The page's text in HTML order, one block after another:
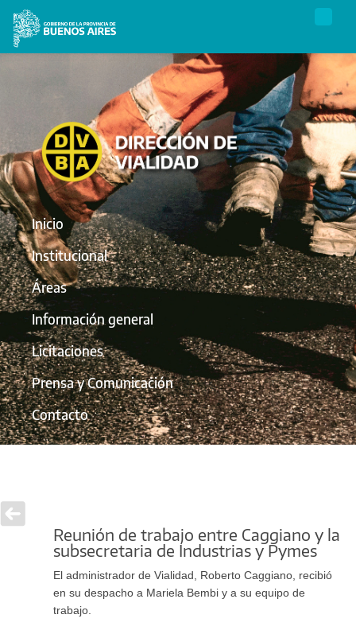
Inicio
Institucional
Áreas
Información general
Licitaciones
Prensa y Comunicación
Contacto
Reunión de trabajo entre Caggiano y la
subsecretaria de Industrias y Pymes
El administrador de Vialidad, Roberto Caggiano, recibió
en su despacho a Mariela Bembi y a su equipo de
trabajo.